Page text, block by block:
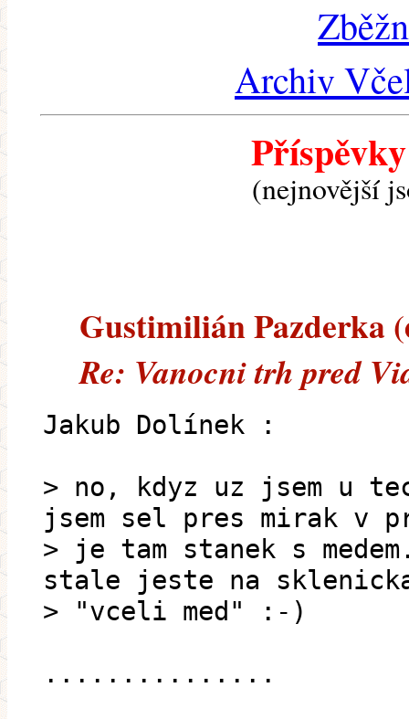
Archiv
(nejnovější
Gustimilián Pazderka
Re: Vanocni trh pred
Jakub Dolínek :
> no, kdyz uz jsem u
jsem sel pres mirak v
> je tam stanek s
stale jeste na
> "vceli med" :-)
...............